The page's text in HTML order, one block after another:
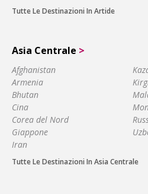
Tutte Le Destinazioni In Artide
Asia Centrale >
Afghanistan
Armenia
Bhutan
Cina
Corea del Nord
Giappone
Iran
Tutte Le Destinazioni In Asia Centrale